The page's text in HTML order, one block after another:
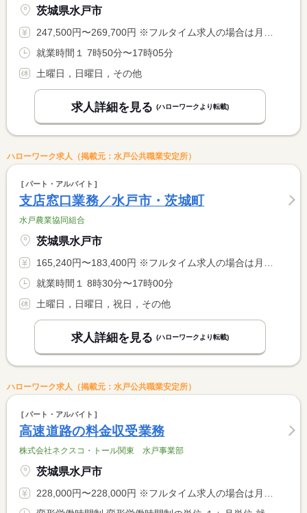
茨城県水戸市
247,500円〜269,700円 ※フルタイム求人の場合は月額（換算額）、パート求人の場合は時間額を表示しています。
就業時間１ 7時50分〜17時05分
土曜日，日曜日，その他
求人詳細を見る (ハローワークより転載)
ハローワーク求人（掲載元：水戸公共職業安定所）
パート・アルバイト
支店窓口業務／水戸市・茨城町
水戸農業協同組合
茨城県水戸市
165,240円〜183,400円 ※フルタイム求人の場合は月額（換算額）、パート求人の場合は時間額を表示しています。
就業時間１ 8時30分〜17時00分
土曜日，日曜日，祝日，その他
求人詳細を見る (ハローワークより転載)
ハローワーク求人（掲載元：水戸公共職業安定所）
パート・アルバイト
高速道路の料金収受業務
株式会社ネクスコ・トール関東 水戸事業部
茨城県水戸市
228,000円〜228,000円 ※フルタイム求人の場合は月額（換算額）、パート求人の場合は時間額を表示しています。